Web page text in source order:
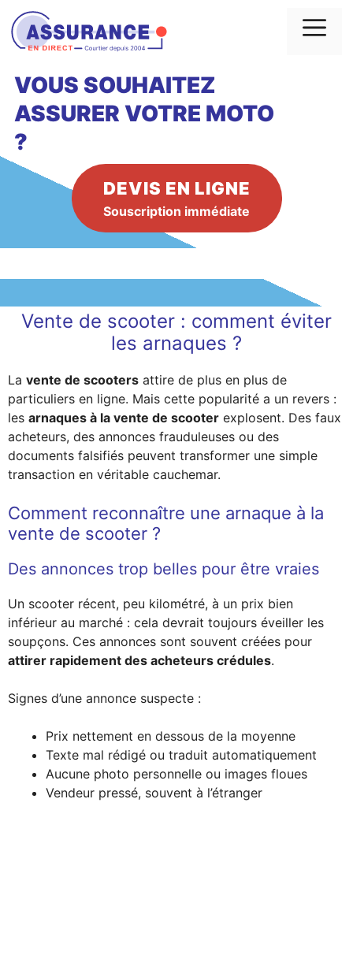
Aller
au
contenu
VOUS SOUHAITEZ
ASSURER VOTRE MOTO
?
DEVIS EN LIGNE
Souscription immédiate
Vente de scooter : comment éviter
les arnaques ?
La vente de scooters attire de plus en plus de
particuliers en ligne. Mais cette popularité a un revers :
les arnaques à la vente de scooter explosent. Des faux
acheteurs, des annonces frauduleuses ou des
documents falsifiés peuvent transformer une simple
transaction en véritable cauchemar.
Comment reconnaître une arnaque à la
vente de scooter ?
Des annonces trop belles pour être vraies
Un scooter récent, peu kilométré, à un prix bien
inférieur au marché : cela devrait toujours éveiller les
soupçons. Ces annonces sont souvent créées pour
attirer rapidement des acheteurs crédules.
Signes d’une annonce suspecte :
Prix nettement en dessous de la moyenne
Texte mal rédigé ou traduit automatiquement
Aucune photo personnelle ou images floues
Vendeur pressé, souvent à l’étranger